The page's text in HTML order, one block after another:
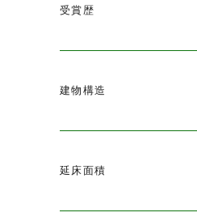
受賞歴
建物構造
延床面積